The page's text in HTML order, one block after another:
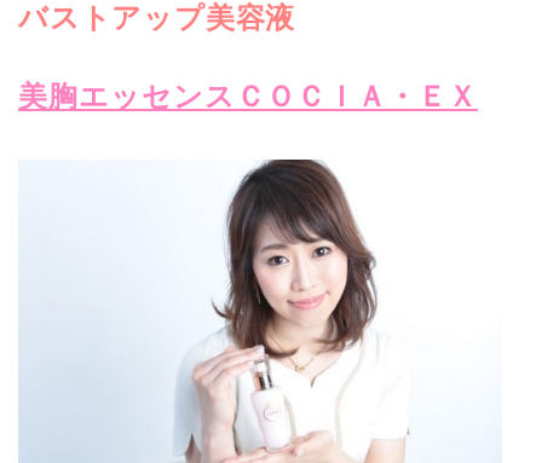
バストアップ美容液
美胸エッセンスＣＯＣＩＡ・ＥＸ